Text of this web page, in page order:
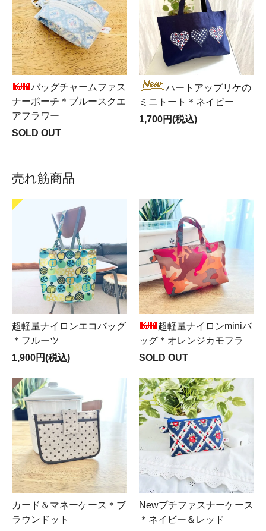
バッグチャームファス
ナーポーチ＊ブルースクエ
アフラワー
SOLD OUT
ハートアップリケの
ミニトート＊ネイビー
1,700円(税込)
売れ筋商品
超軽量ナイロンエコバッグ
＊フルーツ
1,900円(税込)
超軽量ナイロンminiバ
ッグ＊オレンジカモフラ
SOLD OUT
カード＆マネーケース＊ブ
ラウンドット
Newプチファスナーケース
＊ネイビー＆レッド